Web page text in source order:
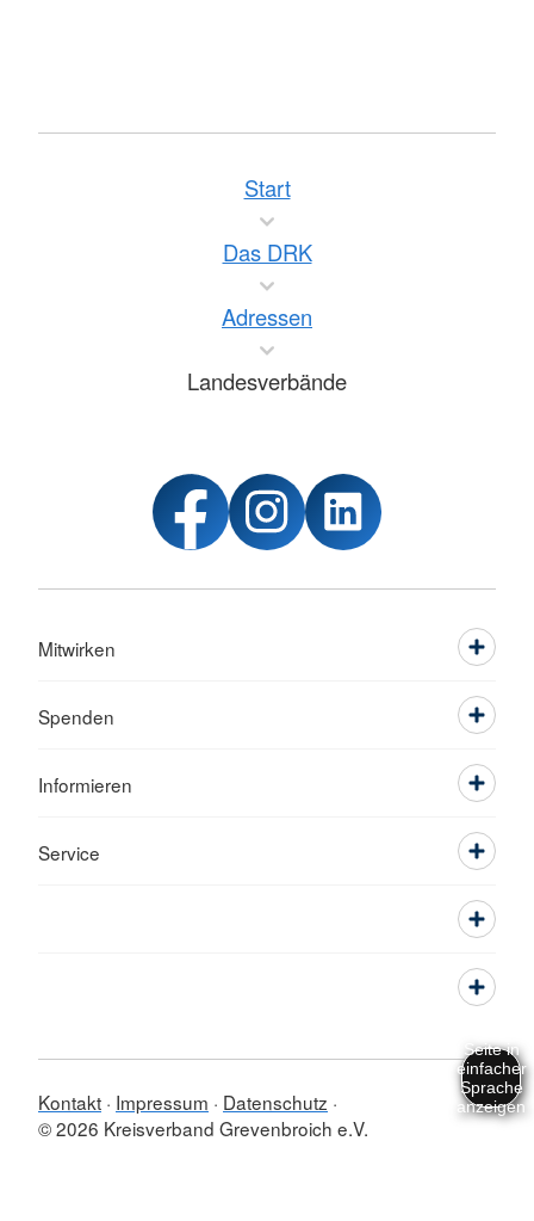
Start
Das DRK
Adressen
Landesverbände
Mitwirken
Spenden
Informieren
Service
Kontakt Impressum
Datenschutz
© 2026 Kreisverband Grevenbroich e.V.